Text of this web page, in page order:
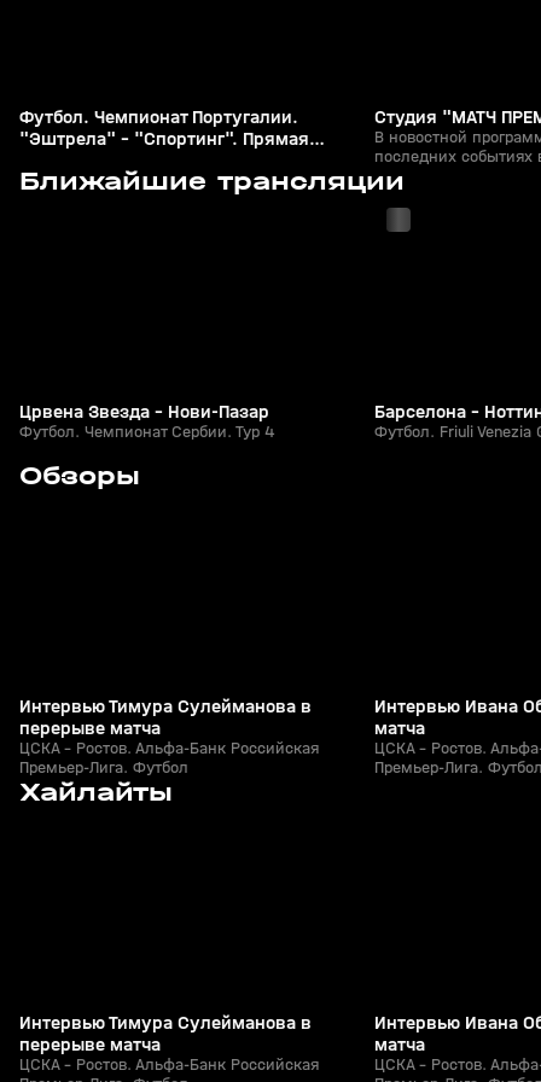
Футбол. Чемпионат Португалии.
"Эштрела" - "Спортинг". Прямая
Студия "МАТЧ
В новостной
последних событиях
триумфальных
неожиданных
тенденциях в
Ближайшие трансляции
Црвена Звезда - Нови-Пазар
Футбол. Чемпионат Сербии. Тур 4
с 21:46
Барселона -
Футбол. Friuli Venezia
Обзоры
Сегодня, 21:40
Интервью Тимура Сулейманова в
перерыве матча
ЦСКА - Ростов. Альфа-Банк Российская
Премьер-Лига. Футбол
Интервью Ивана
матча
ЦСКА - Ростов.
Премьер-Лига. Футбол
Хайлайты
Сегодня, 21:40
Интервью Тимура Сулейманова в
перерыве матча
ЦСКА - Ростов. Альфа-Банк Российская
Сегодня, 21:40
Интервью Ивана
матча
ЦСКА - Ростов.